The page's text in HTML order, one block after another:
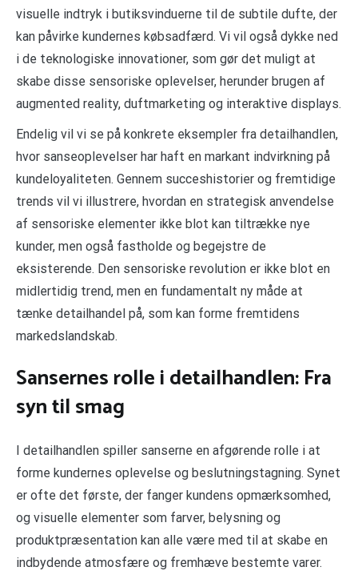
visuelle indtryk i butiksvinduerne til de subtile dufte, der
kan påvirke kundernes købsadfærd. Vi vil også dykke ned
i de teknologiske innovationer, som gør det muligt at
skabe disse sensoriske oplevelser, herunder brugen af
augmented reality, duftmarketing og interaktive displays.
Endelig vil vi se på konkrete eksempler fra detailhandlen,
hvor sanseoplevelser har haft en markant indvirkning på
kundeloyaliteten. Gennem succeshistorier og fremtidige
trends vil vi illustrere, hvordan en strategisk anvendelse
af sensoriske elementer ikke blot kan tiltrække nye
kunder, men også fastholde og begejstre de
eksisterende. Den sensoriske revolution er ikke blot en
midlertidig trend, men en fundamentalt ny måde at
tænke detailhandel på, som kan forme fremtidens
markedslandskab.
Sansernes rolle i detailhandlen: Fra
syn til smag
I detailhandlen spiller sanserne en afgørende rolle i at
forme kundernes oplevelse og beslutningstagning. Synet
er ofte det første, der fanger kundens opmærksomhed,
og visuelle elementer som farver, belysning og
produktpræsentation kan alle være med til at skabe en
indbydende atmosfære og fremhæve bestemte varer.